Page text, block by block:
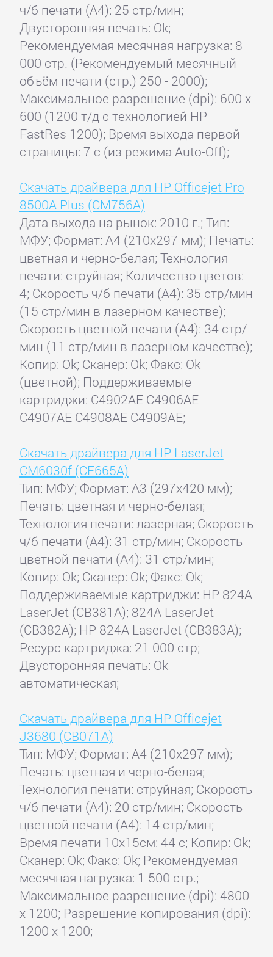
ч/б печати (А4): 25 стр/мин;
Двусторонняя печать: Ok;
Рекомендуемая месячная нагрузка: 8
000 стр. (Рекомендуемый месячный
объём печати (стр.) 250 - 2000);
Максимальное разрешение (dpi): 600 x
600 (1200 т/д с технологией HP
FastRes 1200); Время выхода первой
страницы: 7 с (из режима Auto-Off);
Скачать драйвера для HP Officejet Pro
8500A Plus (CM756A)
Дата выхода на рынок: 2010 г.; Тип:
МФУ; Формат: A4 (210x297 мм); Печать:
цветная и черно-белая; Технология
печати: струйная; Количество цветов:
4; Скорость ч/б печати (А4): 35 стр/мин
(15 стр/мин в лазерном качестве);
Скорость цветной печати (А4): 34 стр/
мин (11 стр/мин в лазерном качестве);
Копир: Ok; Сканер: Ok; Факс: Ok
(цветной); Поддерживаемые
картриджи: C4902AE C4906AE
C4907AE C4908AE C4909AE;
Скачать драйвера для HP LaserJet
CM6030f (CE665A)
Тип: МФУ; Формат: A3 (297x420 мм);
Печать: цветная и черно-белая;
Технология печати: лазерная; Скорость
ч/б печати (А4): 31 стр/мин; Скорость
цветной печати (А4): 31 стр/мин;
Копир: Ok; Сканер: Ok; Факс: Ok;
Поддерживаемые картриджи: HP 824A
LaserJet (CB381A); 824A LaserJet
(CB382A); HP 824A LaserJet (CB383A);
Ресурс картриджа: 21 000 стр;
Двусторонняя печать: Ok
автоматическая;
Скачать драйвера для HP Officejet
J3680 (CB071A)
Тип: МФУ; Формат: A4 (210x297 мм);
Печать: цветная и черно-белая;
Технология печати: струйная; Скорость
ч/б печати (А4): 20 стр/мин; Скорость
цветной печати (А4): 14 стр/мин;
Время печати 10x15см: 44 с; Копир: Ok;
Сканер: Ok; Факс: Ok; Рекомендуемая
месячная нагрузка: 1 500 стр.;
Максимальное разрешение (dpi): 4800
x 1200; Разрешение копирования (dpi):
1200 x 1200;